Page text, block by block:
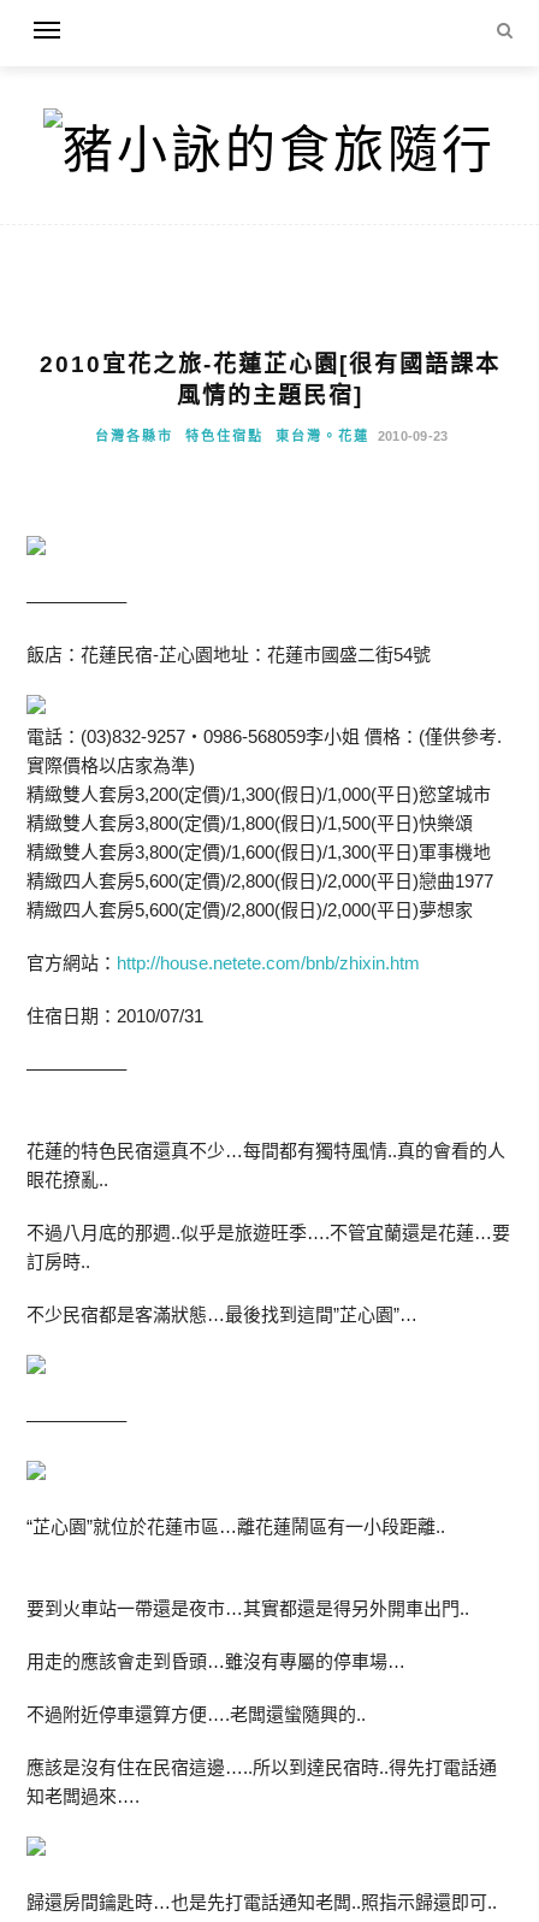
2010宜花之旅-花蓮芷心園[很有國語課本
風情的主題民宿]
台灣各縣市 特色住宿點 東台灣。花蓮 2010-09-23
—————–
飯店：花蓮民宿-芷心園地址：花蓮市國盛二街54號
電話：(03)832-9257‧0986-568059李小姐 價格：(僅供參考.
實際價格以店家為準)
精緻雙人套房3,200(定價)/1,300(假日)/1,000(平日)慾望城市
精緻雙人套房3,800(定價)/1,800(假日)/1,500(平日)快樂頌
精緻雙人套房3,800(定價)/1,600(假日)/1,300(平日)軍事機地
精緻四人套房5,600(定價)/2,800(假日)/2,000(平日)戀曲1977
精緻四人套房5,600(定價)/2,800(假日)/2,000(平日)夢想家
官方網站： http://house.netete.com/bnb/zhixin.htm
住宿日期：2010/07/31
—————–
花蓮的特色民宿還真不少…每間都有獨特風情..真的會看的人
眼花撩亂..
不過八月底的那週..似乎是旅遊旺季….不管宜蘭還是花蓮…要
訂房時..
不少民宿都是客滿狀態…最後找到這間”芷心園”…
—————–
“芷心園”就位於花蓮市區…離花蓮鬧區有一小段距離..
要到火車站一帶還是夜市…其實都還是得另外開車出門..
用走的應該會走到昏頭…雖沒有專屬的停車場…
不過附近停車還算方便….老闆還蠻隨興的..
應該是沒有住在民宿這邊…..所以到達民宿時..得先打電話通
知老闆過來….
歸還房間鑰匙時…也是先打電話通知老闆..照指示歸還即可..